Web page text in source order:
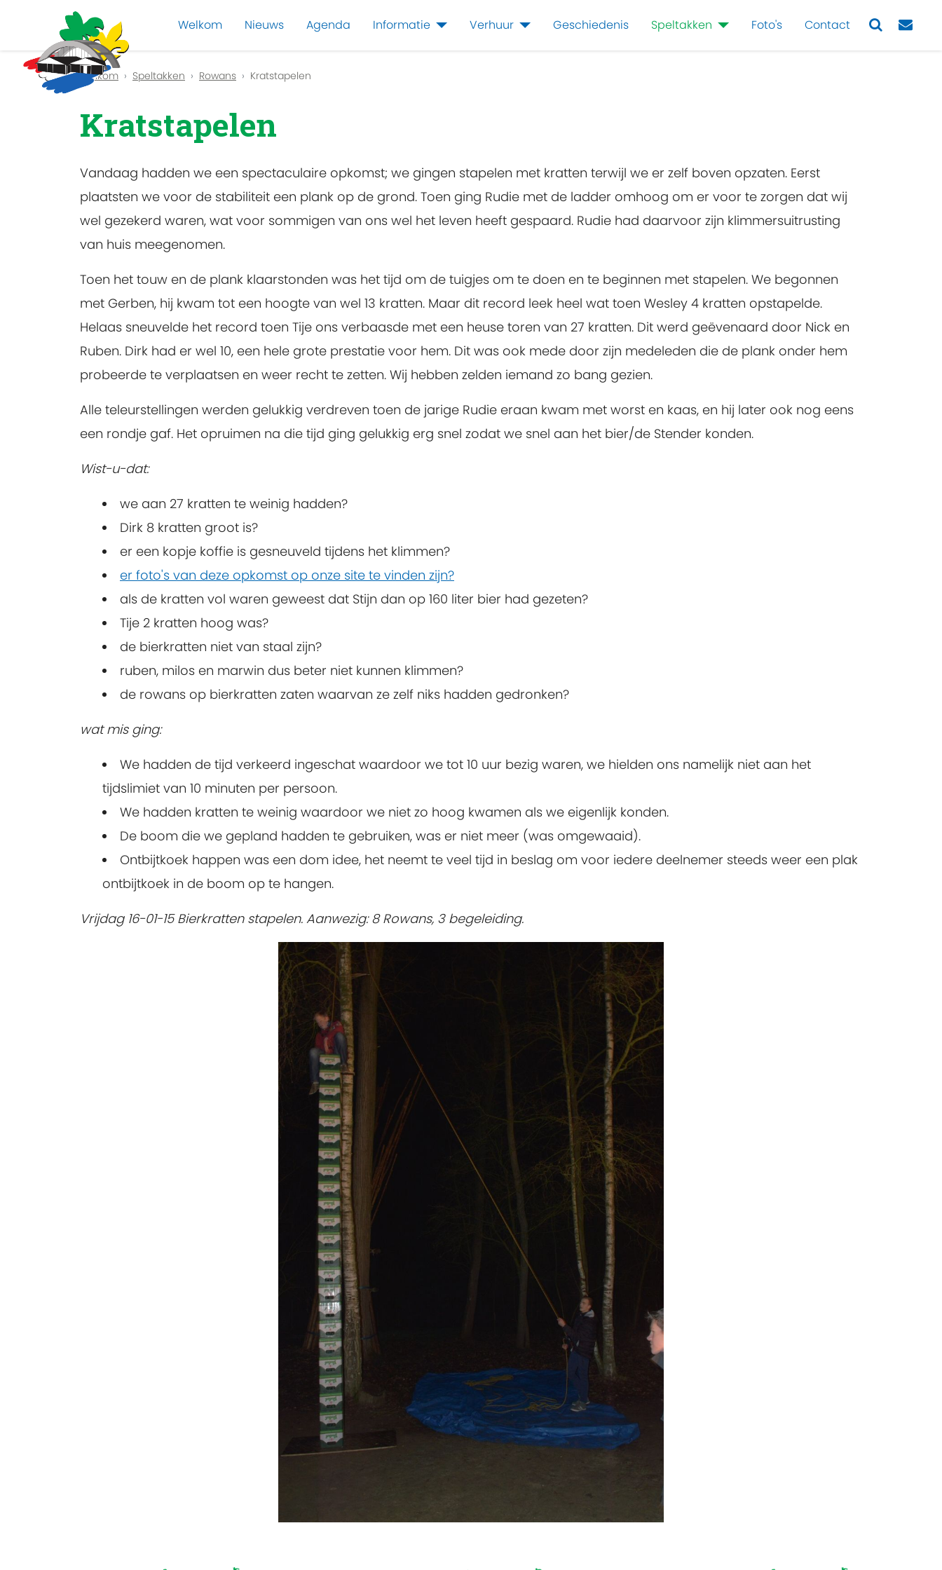
Welkom Nieuws Agenda Informatie Verhuur Geschiedenis Speltakken Foto's Contact
Previous
Welkom Speltakken Rowans Kratstapelen
Kratstapelen
Vandaag hadden we een spectaculaire opkomst; we gingen stapelen met kratten terwijl we er zelf boven opzaten. Eerst
plaatsten we voor de stabiliteit een plank op de grond. Toen ging Rudie met de ladder omhoog om er voor te zorgen dat wij
wel gezekerd waren, wat voor sommigen van ons wel het leven heeft gespaard. Rudie had daarvoor zijn klimmersuitrusting
van huis meegenomen.
Toen het touw en de plank klaarstonden was het tijd om de tuigjes om te doen en te beginnen met stapelen. We begonnen
met Gerben, hij kwam tot een hoogte van wel 13 kratten. Maar dit record leek heel wat toen Wesley 4 kratten opstapelde.
Helaas sneuvelde het record toen Tije ons verbaasde met een heuse toren van 27 kratten. Dit werd geëvenaard door Nick en
Ruben. Dirk had er wel 10, een hele grote prestatie voor hem. Dit was ook mede door zijn medeleden die de plank onder hem
probeerde te verplaatsen en weer recht te zetten. Wij hebben zelden iemand zo bang gezien.
Alle teleurstellingen werden gelukkig verdreven toen de jarige Rudie eraan kwam met worst en kaas, en hij later ook nog eens
een rondje gaf. Het opruimen na die tijd ging gelukkig erg snel zodat we snel aan het bier/de Stender konden.
Wist-u-dat:
we aan 27 kratten te weinig hadden?
Dirk 8 kratten groot is?
er een kopje koffie is gesneuveld tijdens het klimmen?
er foto's van deze opkomst op onze site te vinden zijn?
als de kratten vol waren geweest dat Stijn dan op 160 liter bier had gezeten?
Tije 2 kratten hoog was?
de bierkratten niet van staal zijn?
ruben, milos en marwin dus beter niet kunnen klimmen?
de rowans op bierkratten zaten waarvan ze zelf niks hadden gedronken?
wat mis ging:
We hadden de tijd verkeerd ingeschat waardoor we tot 10 uur bezig waren, we hielden ons namelijk niet aan het
tijdslimiet van 10 minuten per persoon.
We hadden kratten te weinig waardoor we niet zo hoog kwamen als we eigenlijk konden.
De boom die we gepland hadden te gebruiken, was er niet meer (was omgewaaid).
Ontbijtkoek happen was een dom idee, het neemt te veel tijd in beslag om voor iedere deelnemer steeds weer een plak
ontbijtkoek in de boom op te hangen.
Vrijdag 16-01-15 Bierkratten stapelen. Aanwezig: 8 Rowans, 3 begeleiding.